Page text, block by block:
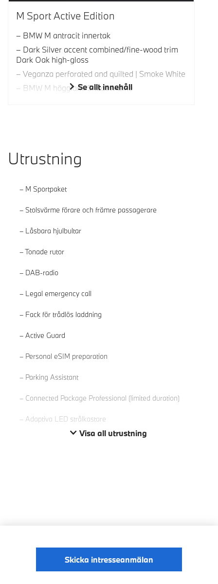
M Sport Active Edition
BMW M antracit innertak
Dark Silver accent combined/fine-wood trim
Dark Oak high-gloss
Veganza perforated and quilted | Smoke White
BMW M högglans Shadow Line
Se allt innehåll
Utrustning
M Sportpaket
Stolsvärme förare och främre passagerare
Låsbara hjulbultar
Tonade rutor
DAB-radio
Legal emergency call
Fack för trådlös laddning
Active Guard
Personal eSIM preparation
Parking Assistant
Connected Package Professional (limited duration)
Adaptiva LED strålkastare
Visa all utrustning
Läs mer
Skicka intresseanmälan